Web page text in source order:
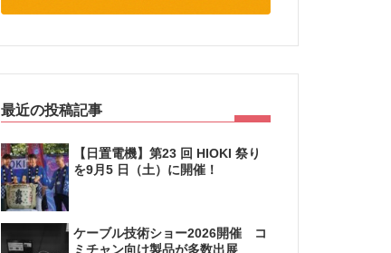
最近の投稿記事
【日置電機】第23 回 HIOKI 祭り
を9月5 日（土）に開催！
ケーブル技術ショー2026開催 コ
ミチャン向け製品が多数出展